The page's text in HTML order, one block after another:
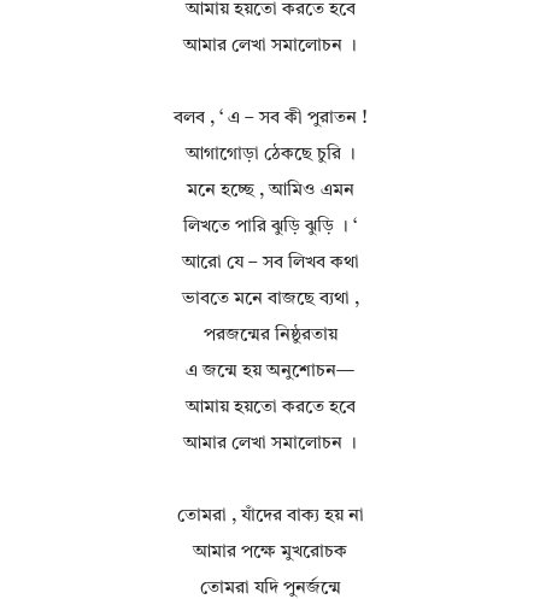
আমায় হয়তো করতে হবে
আমার লেখা সমালোচন ।
বলব , ‘ এ – সব কী পুরাতন !
আগাগোড়া ঠেকছে চুরি ।
মনে হচ্ছে , আমিও এমন
লিখতে পারি ঝুড়ি ঝুড়ি । ‘
আরো যে – সব লিখব কথা
ভাবতে মনে বাজছে ব্যথা ,
পরজন্মের নিষ্ঠুরতায়
এ জন্মে হয় অনুশোচন—
আমায় হয়তো করতে হবে
আমার লেখা সমালোচন ।
তোমরা , যাঁদের বাক্য হয় না
আমার পক্ষে মুখরোচক
তোমরা যদি পুনর্জন্মে